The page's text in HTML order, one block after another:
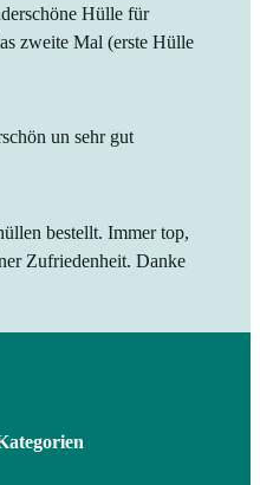
Hülle für
zweite Mal (erste Hülle
un sehr gut
bestellt. Immer top,
Zufriedenheit. Danke